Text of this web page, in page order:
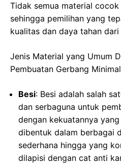
Tidak semua material
sehingga pemilihan yang
kualitas dan daya tahan
Jenis Material yang Umum
Pembuatan Gerbang
Besi: Besi adalah salah
dan serbaguna untuk
dengan kekuatannya
dibentuk dalam berbagai
sederhana hingga yang
dilapisi dengan cat anti